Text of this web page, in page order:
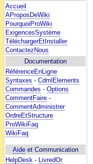
Accueil
AProposDeWiki
PourquoiProWiki
ExigencesSystème
TéléchargerEtInstaller
ContactezNous
Documentation
RéférenceEnLigne
Syntaxes - CdmlElements
Commandes - Options
CommentFaire -
CommentAdministrer
OrdreEtStructure
ProWikiFaq
WikiFaq
Aide et Communication
HelpDesk - LivredOr